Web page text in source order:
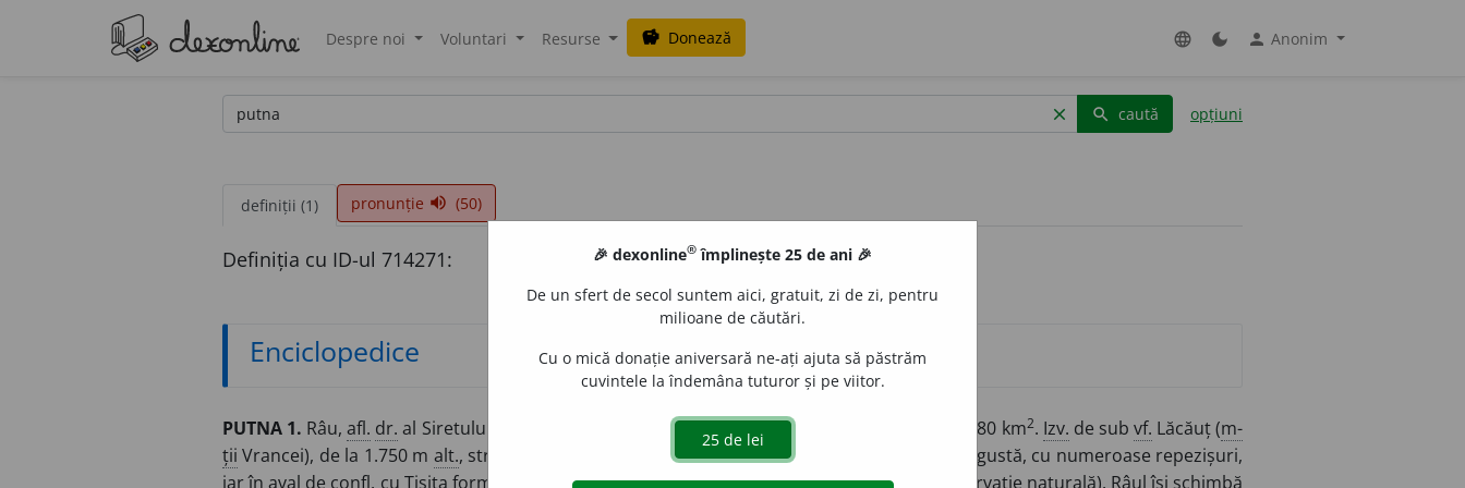
Despre noi Voluntari Resurse savings Donează language dark_mode person Anonim
clear search caută opțiuni
definiții (1) pronunție volume_up (50)
Definiția cu ID-ul 714271:
Enciclopedice
PUTNA 1. Râu,afl. dr. al Siretului, pe Nănești,jud.Vrancea; 153 km; baz.: 2.480 km2. Izv. de sub vf. Lăcăuț (m-
ții Vrancei), de la 1.750 m alt., străbate zona montană de la SV la NE, pe un sector de vale îngustă, cu numeroase repezișuri,
iar în aval de confl. cu Tișița formează cascadaP.,obiectiv turistic de o rară frumusețe (rezervație naturală). Râul își schimbă
🎉 dexonline® împlinește 25 de ani 🎉
De un sfert de secol suntem aici, gratuit, zi de zi, pentru
milioane de căutări.
Cu o mică donație aniversară ne-ați ajuta să păstrăm
cuvintele la îndemâna tuturor și pe viitor.